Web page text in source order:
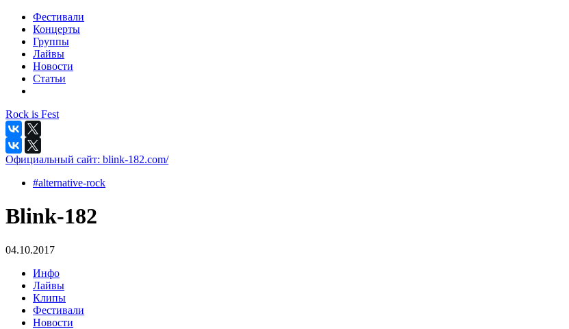
Фестивали
Концерты
Группы
Лайвы
Новости
Статьи
Rock is Fest
Официальный сайт: blink-182.com/
#alternative-rock
Blink-182
04.10.2017
Инфо
Лайвы
Клипы
Фестивали
Новости